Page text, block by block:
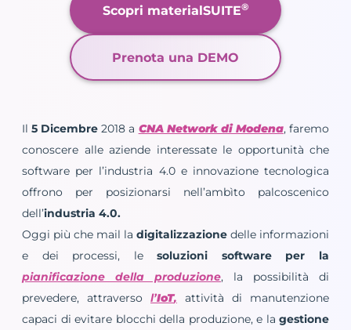
Scopri materialSUITE®
Prenota una DEMO
Il5 Dicembre 2018 a CNA Network di Modena, faremo
conoscere alle aziende interessate le opportunità che
software per l’industria 4.0 e innovazione tecnologica
offrono per posizionarsi nell’ambìto palcoscenico
dell’industria 4.0.
Oggi più che mail la digitalizzazione delle informazioni
e dei processi, lesoluzioni software per la
pianificazione della produzione, la possibilità di
prevedere, attraverso l’IoT, attività di manutenzione
capaci di evitare blocchi della produzione, e la gestione